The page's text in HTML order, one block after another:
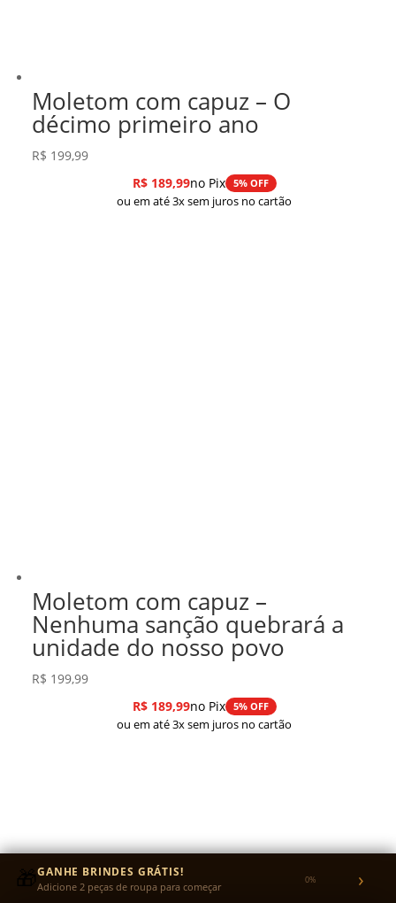
Moletom com capuz – O
décimo primeiro ano
R$ 199,99
R$189,99no Pix 5% OFF
ou em até 3x sem juros no cartão
Moletom com capuz –
Nenhuma sanção quebrará a
unidade do nosso povo
R$ 199,99
R$189,99no Pix 5% OFF
ou em até 3x sem juros no cartão
🎁GANHE BRINDES GRÁTIS!
Adicione 2 peças de roupa para começar 0% ›